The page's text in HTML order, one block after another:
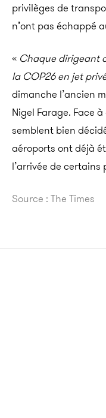
privilèges de
n’ont pas échappé
« Chaque dirigeant
la COP26 en jet
dimanche l’ancien
Nigel Farage. Face
semblent bien
aéroports ont déjà
l’arrivée de
Source : The Times